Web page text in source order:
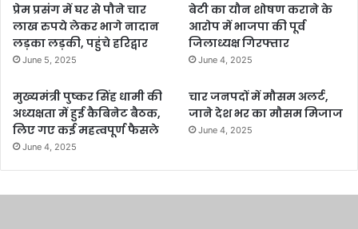
प्रेम प्रसंग में घर से पौने चार
लाख रुपये लेकर भागे नादान
लड़का लड़की, पहुंचे हरिद्वार
June 5, 2025
बेटी का यौन शोषण कराने के
आरोप में भाजपा की पूर्व
जिलाध्यक्ष गिरफ्तार
June 4, 2025
मुख्यमंत्री पुष्कर सिंह धामी की
अध्यक्षता में हुई कैबिनेट बैठक,
लिए गए कई महत्वपूर्ण फैसले
June 4, 2025
चार जनपदों में मौसम अलर्ट,
जाने देश भर का मौसम मिजाज
June 4, 2025